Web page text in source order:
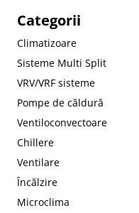
Categorii
Climatizoare
Sisteme Multi Split
VRV/VRF sisteme
Pompe de căldură
Ventiloconvectoare
Chillere
Ventilare
Încălzire
Microclima